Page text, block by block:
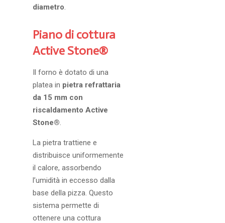
diametro.
Piano di cottura
Active Stone®
Il forno è dotato di una
platea in pietra refrattaria
da 15 mm con
riscaldamento Active
Stone®.
La pietra trattiene e
distribuisce uniformemente
il calore, assorbendo
l’umidità in eccesso dalla
base della pizza. Questo
sistema permette di
ottenere una cottura